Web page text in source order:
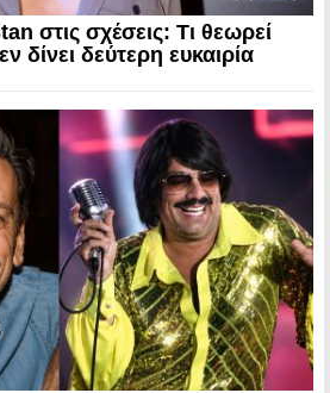
στις σχέσεις: Τι θεωρεί
δίνει δεύτερη ευκαιρία